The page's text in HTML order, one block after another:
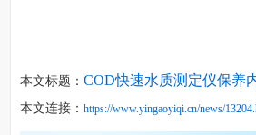
本文标题：COD快速水质测定仪保养
本文连接：https://www.yingaoyiqi.cn/news/